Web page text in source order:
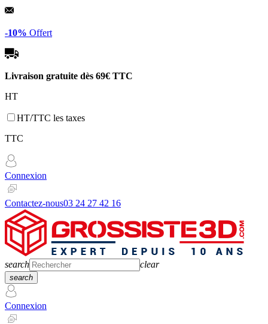
Panneau de gestion des cookies
-10% Offert
Livraison gratuite dès 69€ TTC
HT
HT/TTC les taxes
TTC
Connexion
Contactez-nous03 24 27 42 16
search clear
search
Connexion